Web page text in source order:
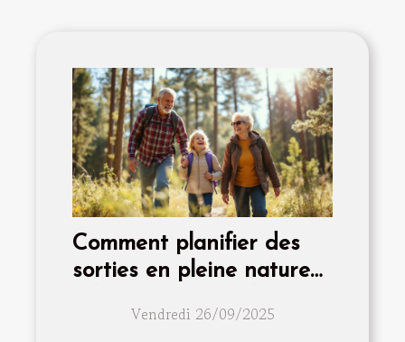
Comment planifier des
sorties en pleine nature
famille ?Vendredi 26/09/2025